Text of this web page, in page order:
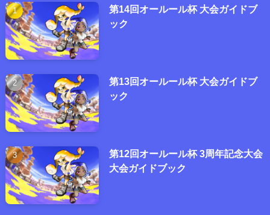
第14回オールール杯 大会ガイドブ
ック
第13回オールール杯 大会ガイドブ
ック
第12回オールール杯 3周年記念大会
大会ガイドブック